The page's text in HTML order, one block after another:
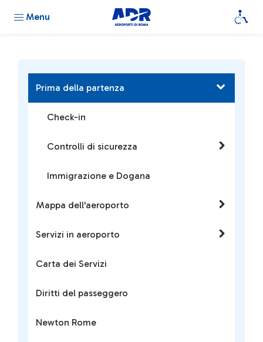
Menu
Prima della partenza
Check-in
Controlli di sicurezza
Immigrazione e Dogana
Mappa dell'aeroporto
Servizi in aeroporto
Carta dei Servizi
Diritti del passeggero
Newton Rome